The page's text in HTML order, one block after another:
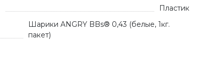
Пластик
Шарики ANGRY BBs® 0,43 (белые, 1кг.
пакет)